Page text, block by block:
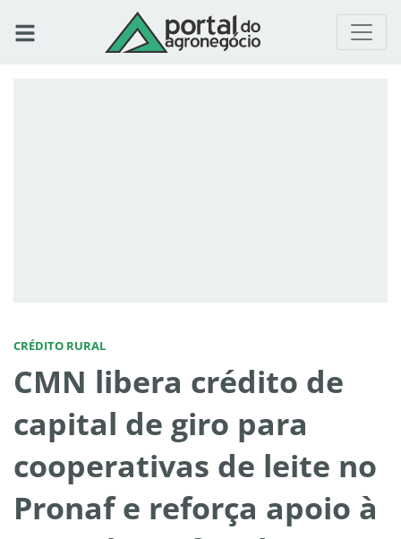
CRÉDITO RURAL
CMN libera crédito de
capital de giro para
cooperativas de leite no
Pronaf e reforça apoio à